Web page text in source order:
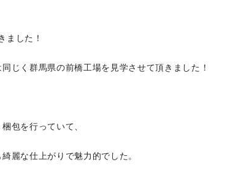
ました！
じく群馬県の前橋工場を見学させて頂きました！
包を行っていて、
麗な仕上がりで魅力的でした。